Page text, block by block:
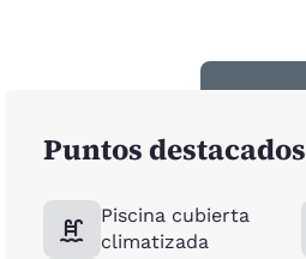
Puntos destacados
Piscina cubierta
climatizada